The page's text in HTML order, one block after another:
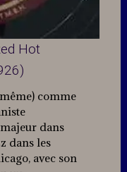
Hot
comme
dans
dans les
avec son